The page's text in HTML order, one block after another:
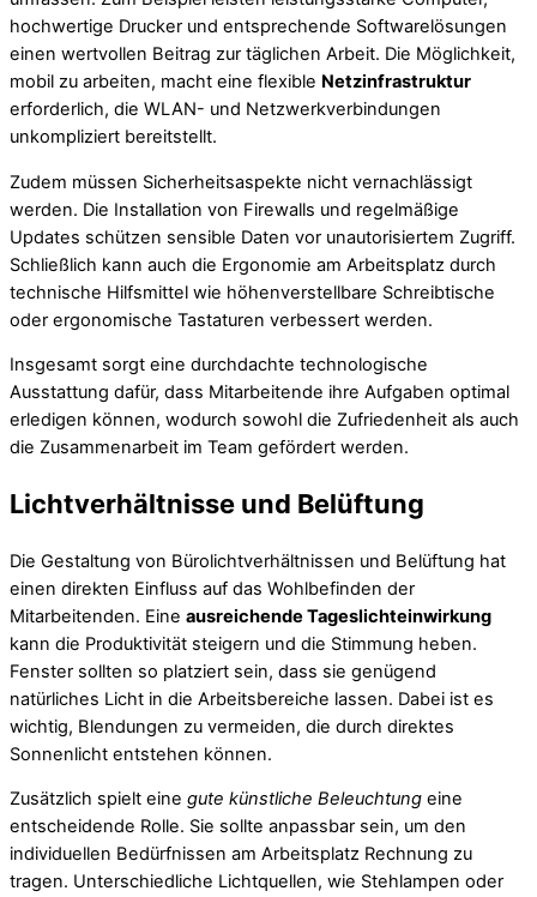
hochwertige Drucker und entsprechende Softwarelösungen
einen wertvollen Beitrag zur täglichen Arbeit. Die Möglichkeit,
mobil zu arbeiten, macht eine flexible Netzinfrastruktur
erforderlich, die WLAN- und Netzwerkverbindungen
unkompliziert bereitstellt.
Zudem müssen Sicherheitsaspekte nicht vernachlässigt
werden. Die Installation von Firewalls und regelmäßige
Updates schützen sensible Daten vor unautorisiertem Zugriff.
Schließlich kann auch die Ergonomie am Arbeitsplatz durch
technische Hilfsmittel wie höhenverstellbare Schreibtische
oder ergonomische Tastaturen verbessert werden.
Insgesamt sorgt eine durchdachte technologische
Ausstattung dafür, dass Mitarbeitende ihre Aufgaben optimal
erledigen können, wodurch sowohl die Zufriedenheit als auch
die Zusammenarbeit im Team gefördert werden.
Lichtverhältnisse und Belüftung
Die Gestaltung von Bürolichtverhältnissen und Belüftung hat
einen direkten Einfluss auf das Wohlbefinden der
Mitarbeitenden. Eine ausreichende Tageslichteinwirkung
kann die Produktivität steigern und die Stimmung heben.
Fenster sollten so platziert sein, dass sie genügend
natürliches Licht in die Arbeitsbereiche lassen. Dabei ist es
wichtig, Blendungen zu vermeiden, die durch direktes
Sonnenlicht entstehen können.
Zusätzlich spielt eine gute künstliche Beleuchtung eine
entscheidende Rolle. Sie sollte anpassbar sein, um den
individuellen Bedürfnissen am Arbeitsplatz Rechnung zu
tragen. Unterschiedliche Lichtquellen, wie Stehlampen oder